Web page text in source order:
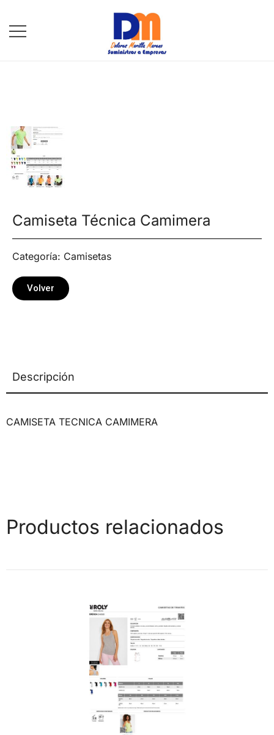
Camiseta Técnica Camimera
Categoría: Camisetas
Volver
Descripción
CAMISETA TECNICA CAMIMERA
Productos relacionados